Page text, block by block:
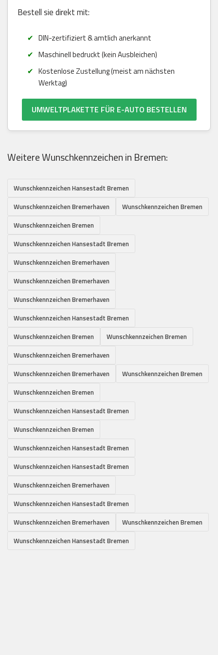
Bestell sie direkt mit:
DIN-zertifiziert & amtlich anerkannt
Maschinell bedruckt (kein Ausbleichen)
Kostenlose Zustellung (meist am nächsten
Werktag)
UMWELTPLAKETTE FÜR E-AUTO BESTELLEN
Weitere Wunschkennzeichen in Bremen:
Wunschkennzeichen Hansestadt Bremen
Wunschkennzeichen Bremerhaven
Wunschkennzeichen Bremen
Wunschkennzeichen Bremen
Wunschkennzeichen Hansestadt Bremen
Wunschkennzeichen Bremerhaven
Wunschkennzeichen Bremerhaven
Wunschkennzeichen Bremerhaven
Wunschkennzeichen Hansestadt Bremen
Wunschkennzeichen Bremen
Wunschkennzeichen Bremen
Wunschkennzeichen Bremerhaven
Wunschkennzeichen Bremerhaven
Wunschkennzeichen Bremen
Wunschkennzeichen Bremen
Wunschkennzeichen Hansestadt Bremen
Wunschkennzeichen Bremen
Wunschkennzeichen Hansestadt Bremen
Wunschkennzeichen Hansestadt Bremen
Wunschkennzeichen Bremerhaven
Wunschkennzeichen Hansestadt Bremen
Wunschkennzeichen Bremerhaven
Wunschkennzeichen Bremen
Wunschkennzeichen Hansestadt Bremen